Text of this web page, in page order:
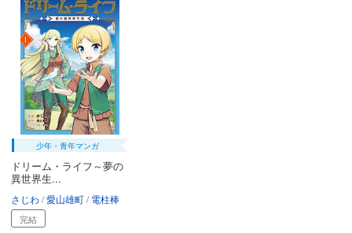
少年・青年マンガ
ドリーム・ライフ～夢の
異世界生...
さじわ 愛山雄町 電柱棒
完結